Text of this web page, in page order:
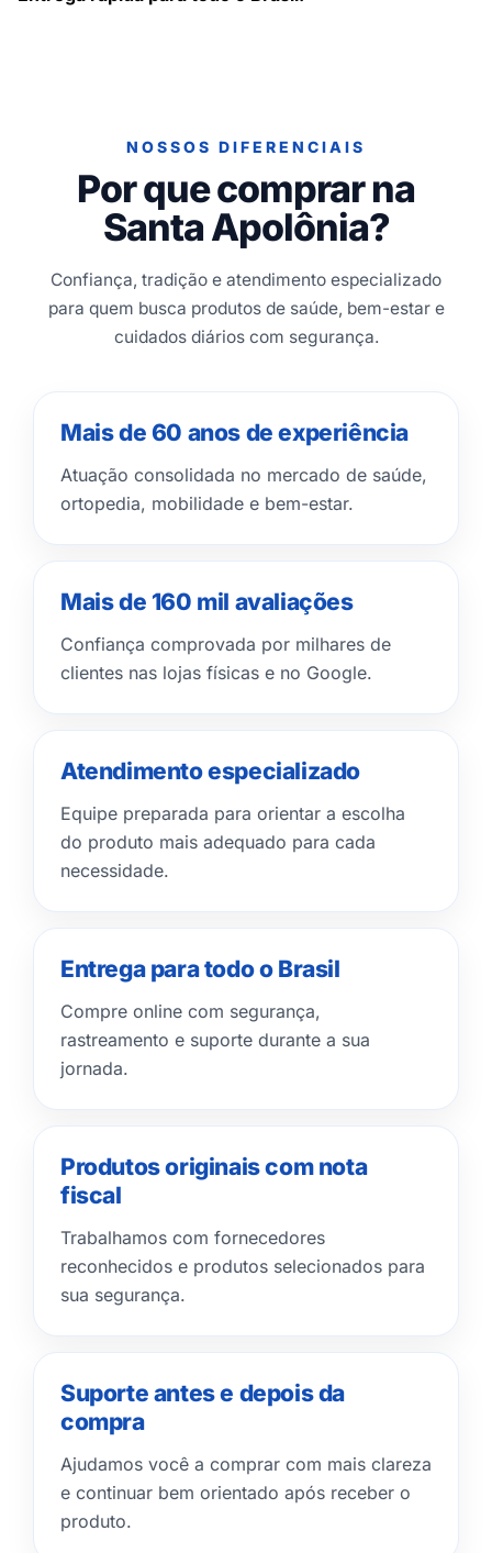
NOSSOS DIFERENCIAIS
Por que comprar na
Santa Apolônia?
Confiança, tradição e atendimento especializado
para quem busca produtos de saúde, bem-estar e
cuidados diários com segurança.
Mais de 60 anos de experiência
Atuação consolidada no mercado de saúde,
ortopedia, mobilidade e bem-estar.
Mais de 160 mil avaliações
Confiança comprovada por milhares de
clientes nas lojas físicas e no Google.
Atendimento especializado
Equipe preparada para orientar a escolha
do produto mais adequado para cada
necessidade.
Entrega para todo o Brasil
Compre online com segurança,
rastreamento e suporte durante a sua
jornada.
Produtos originais com nota
fiscal
Trabalhamos com fornecedores
reconhecidos e produtos selecionados para
sua segurança.
Suporte antes e depois da
compra
Ajudamos você a comprar com mais clareza
e continuar bem orientado após receber o
produto.